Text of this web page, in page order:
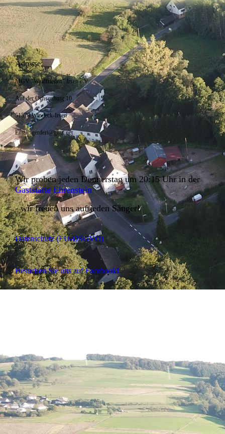
Adresse:
MGV "Waldfrieden" Irsen e.V.
Auf der Ochsenburg 10
51570 Windeck-Irsen
Email: gerderi@gmx.net
Wir proben jeden Donnerstag um 20:15 Uhr in der
Gaststätte Ehrenstein
- wir freuen uns auf jeden Sänger!
Datenschutz (EU-DSGVO)
Besuchen Sie uns auf Facebook!